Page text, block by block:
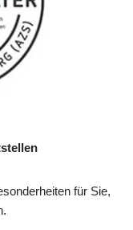
für Sie,